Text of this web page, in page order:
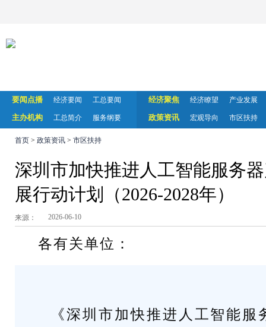
要闻点播 经济要闻 工总要闻
主办机构 工总简介 服务纲要
经济聚焦 经济瞭望 产业发展
政策资讯 宏观导向 市区扶持
首页 > 政策资讯 > 市区扶持
深圳市加快推进人工智能服务
展行动计划（2026-2028年）
来源： 2026-06-10
各有关单位：
《深圳市加快推进人工智能